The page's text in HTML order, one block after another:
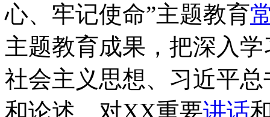
心、牢记使命”主题教育
主题教育成果，把深入
社会主义思想、习近平
和论述、对XX重要讲话